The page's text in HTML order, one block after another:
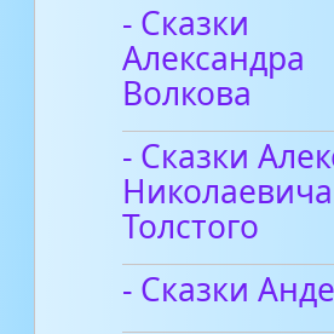
- Сказки
Александра
Волкова
- Сказки
Николаевича
Толстого
- Сказки